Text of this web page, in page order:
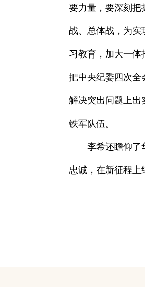
要力量，要深刻把
战、总体战，为实
习教育，加大一体
把中央纪委四次全
解决突出问题上出
铁军队伍。
李希还瞻仰了
忠诚，在新征程上